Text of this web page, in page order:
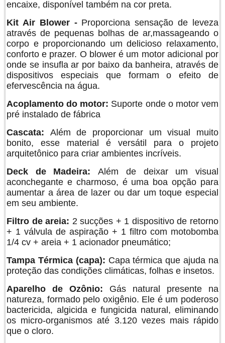
encaixe, disponível também na cor preta.
Kit Air Blower - Proporciona sensação de leveza
através de pequenas bolhas de ar,massageando o
corpo e proporcionando um delicioso relaxamento,
conforto e prazer. O blower é um motor adicional por
onde se insufla ar por baixo da banheira, através de
dispositivos especiais que formam o efeito de
efervescência na água.
Acoplamento do motor: Suporte onde o motor vem
pré instalado de fábrica
Cascata: Além de proporcionar um visual muito
bonito, esse material é versátil para o projeto
arquitetônico para criar ambientes incríveis.
Deck de Madeira:Além de deixar um visual
aconchegante e charmoso, é uma boa opção para
aumentar a área de lazer ou dar um toque especial
em seu ambiente.
Filtro de areia: 2 sucções + 1 dispositivo de retorno
+ 1 válvula de aspiração + 1 filtro com motobomba
1/4 cv + areia + 1 acionador pneumático;
Tampa Térmica (capa): Capa térmica que ajuda na
proteção das condições climáticas, folhas e insetos.
Aparelho de Ozônio: Gás natural presente na
natureza, formado pelo oxigênio. Ele é um poderoso
bactericida, algicida e fungicida natural, eliminando
os micro-organismos até 3.120 vezes mais rápido
que o cloro.